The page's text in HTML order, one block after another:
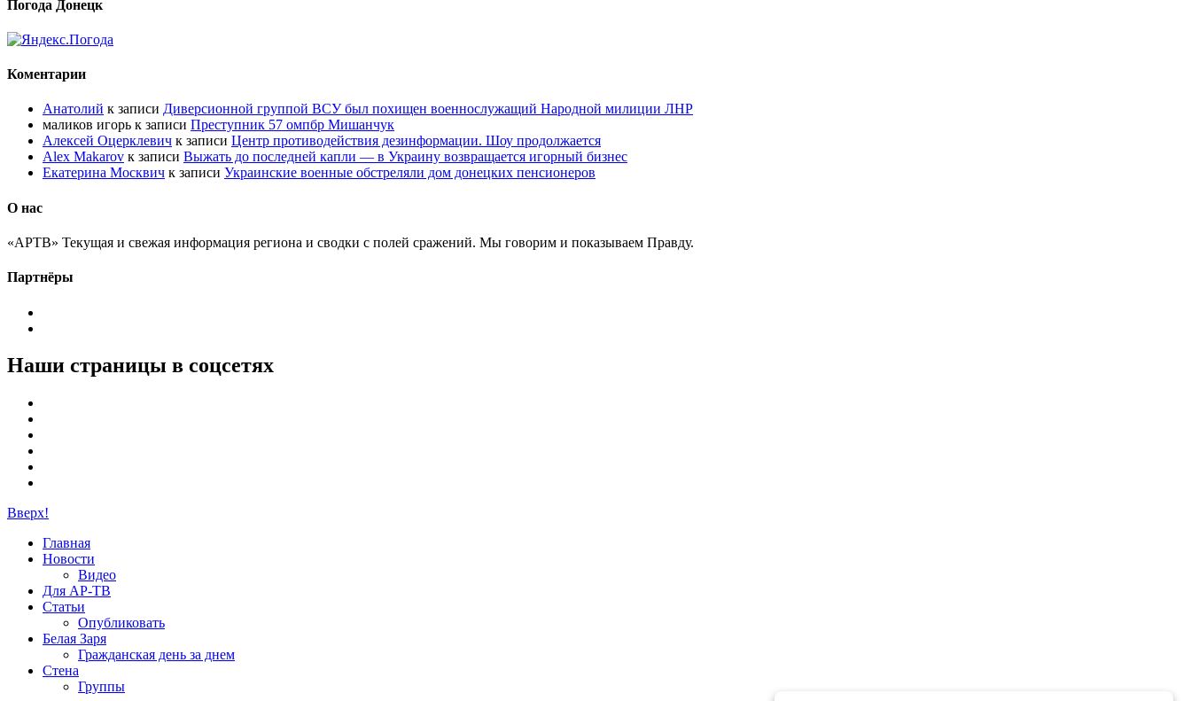
Погода Донецк
Коментарии
Анатолий к записи Диверсионной группой ВСУ был похищен военнослужащий Народной милиции ЛНР
маликов игорь к записи Преступник 57 омпбр Мишанчук
Алексей Оцерклевич к записи Центр противодействия дезинформации. Шоу продолжается
Alex Makarov к записи Выжать до последней капли — в Украину возвращается игорный бизнес
Екатерина Москвич к записи Украинские военные обстреляли дом донецких пенсионеров
О нас
«АРТВ» Текущая и свежая информация региона и сводки с полей сражений. Мы говорим и показываем Правду.
Партнёры
Наши страницы в соцсетях
Вверх!
Главная
Новости
Видео
Для АР-ТВ
Статьи
Опубликовать
Белая Заря
Гражданская день за днем
Стена
Группы